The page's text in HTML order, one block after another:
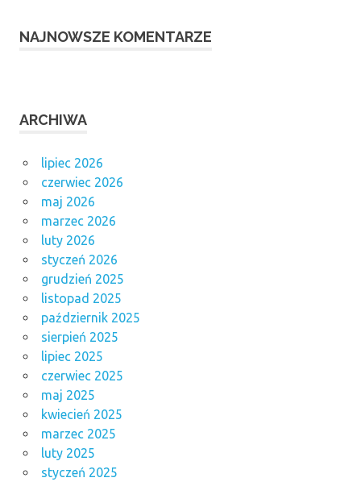
NAJNOWSZE KOMENTARZE
ARCHIWA
lipiec 2026
czerwiec 2026
maj 2026
marzec 2026
luty 2026
styczeń 2026
grudzień 2025
listopad 2025
październik 2025
sierpień 2025
lipiec 2025
czerwiec 2025
maj 2025
kwiecień 2025
marzec 2025
luty 2025
styczeń 2025